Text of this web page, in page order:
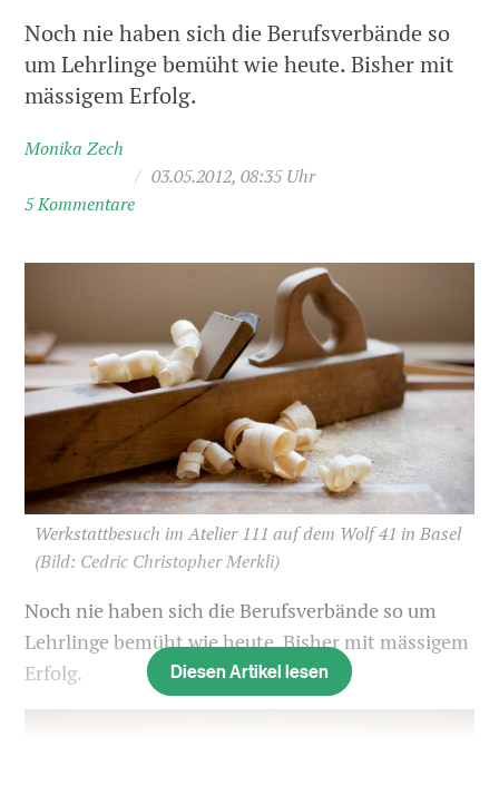
Noch nie haben sich die Berufsverbände so
um Lehrlinge bemüht wie heute. Bisher mit
mässigem Erfolg.
Monika Zech
/ 03.05.2012, 08:35 Uhr
5 Kommentare
Werkstattbesuch im Atelier 111 auf dem Wolf 41 in Basel
(Bild: Cedric Christopher Merkli)
Noch nie haben sich die Berufsverbände so um
Lehrlinge bemüht wie heute. Bisher mit mässigem
Erfolg.
Diesen Artikel lesen